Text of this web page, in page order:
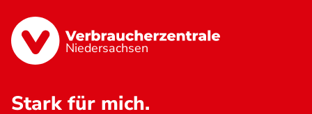
Niedersachsen
Stark für mich.